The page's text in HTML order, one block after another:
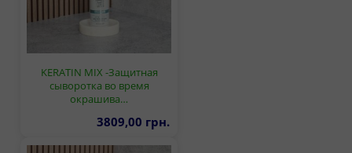
KERATIN MIX -Защитная
сыворотка во время
окрашива…
3809,00 грн.